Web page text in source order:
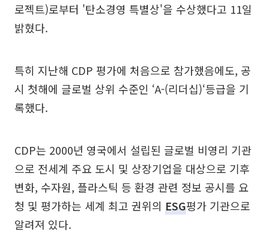
로젝트)로부터 '탄소경영 특별상'을 수상했다고 11일
밝혔다.
특히 지난해 CDP 평가에 처음으로 참가했음에도, 공
시 첫해에 글로벌 상위 수준인 ‘A-(리더십)‘등급을 기
록했다.
CDP는 2000년 영국에서 설립된 글로벌 비영리 기관
으로 전세계 주요 도시 및 상장기업을 대상으로 기후
변화, 수자원, 플라스틱 등 환경 관련 정보 공시를 요
청 및 평가하는 세계 최고 권위의 ESG평가 기관으로
알려져 있다.